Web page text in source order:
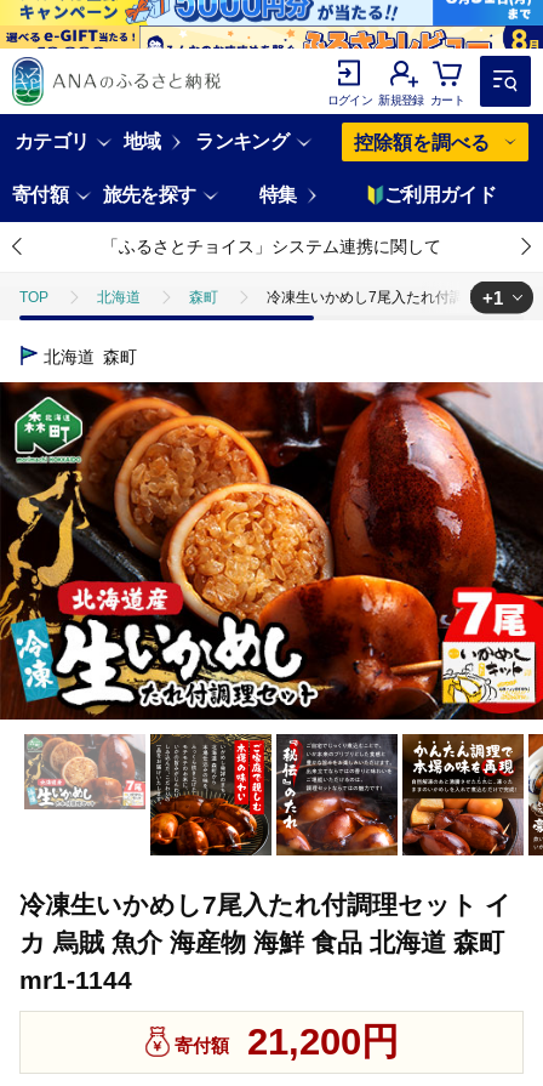
ログイン 新規登録 カート
カテゴリ 地域 ランキング 控除額を調べる
寄付額 旅先を探す 特集 ご利用ガイド
「ふるさとチョイス」システム連携に関して
TOP 北海道 森町 冷凍生いかめし7尾入たれ付調理セット
TOP
+1
北海道 森町
冷凍生いかめし7尾入たれ付調理セット イ
カ 烏賊 魚介 海産物 海鮮 食品 北海道 森町
mr1-1144
寄付額 21,200円